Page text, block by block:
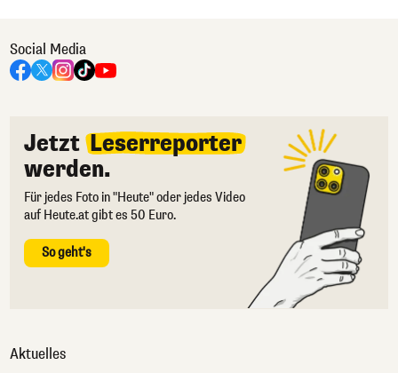
Social Media
Jetzt Leserreporter
werden.
Für jedes Foto in "Heute" oder jedes Video
auf Heute.at gibt es 50 Euro.
So geht's
Aktuelles